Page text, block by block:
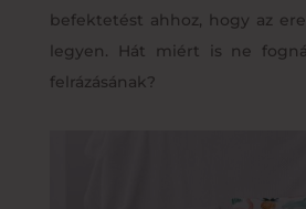
befektetést ahhoz, hogy az
legyen. Hát miért is ne
felrázásának?